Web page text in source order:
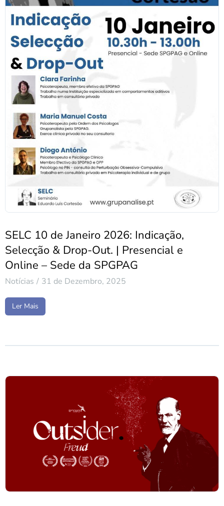
SELC 10 de Janeiro 2026: Indicação,
Selecção & Drop-Out. | Presencial e
Online – Sede da SPGPAG
Notícias 31 de Dezembro, 2025
Ler Mais